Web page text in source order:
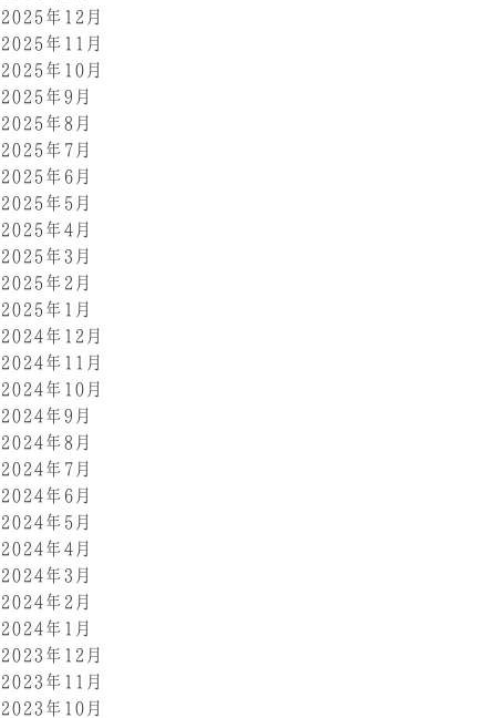
2025年12月
2025年11月
2025年10月
2025年9月
2025年8月
2025年7月
2025年6月
2025年5月
2025年4月
2025年3月
2025年2月
2025年1月
2024年12月
2024年11月
2024年10月
2024年9月
2024年8月
2024年7月
2024年6月
2024年5月
2024年4月
2024年3月
2024年2月
2024年1月
2023年12月
2023年11月
2023年10月